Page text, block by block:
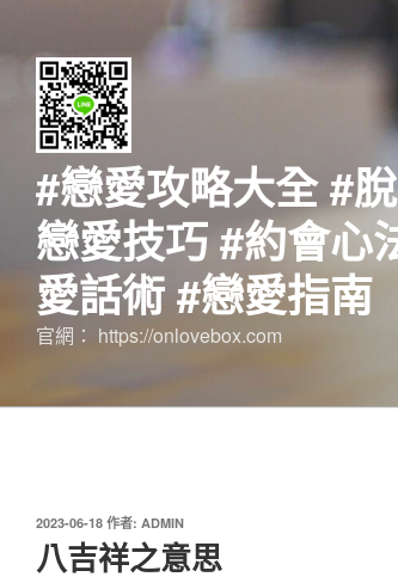
#戀愛攻略大全 #
戀愛技巧 #約會心
愛話術 #戀愛指南
官網： https://onlovebox.com
發
佈
於
2023-06-18 作者: ADMIN
八吉祥之意思